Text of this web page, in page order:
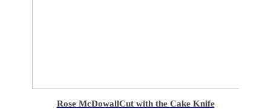
Rose McDowallCut with the Cake Knife